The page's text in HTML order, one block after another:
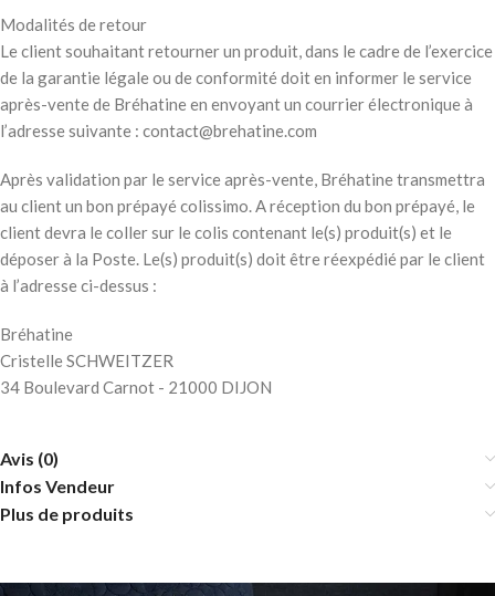
Modalités de retour
Le client souhaitant retourner un produit, dans le cadre de l’exercice
de la garantie légale ou de conformité doit en informer le service
après-vente de Bréhatine en envoyant un courrier électronique à
l’adresse suivante : contact@brehatine.com
Après validation par le service après-vente, Bréhatine transmettra
au client un bon prépayé colissimo. A réception du bon prépayé, le
client devra le coller sur le colis contenant le(s) produit(s) et le
déposer à la Poste. Le(s) produit(s) doit être réexpédié par le client
à l’adresse ci-dessus :
Bréhatine
Cristelle SCHWEITZER
34 Boulevard Carnot - 21000 DIJON
Avis (0)
Infos Vendeur
Plus de produits